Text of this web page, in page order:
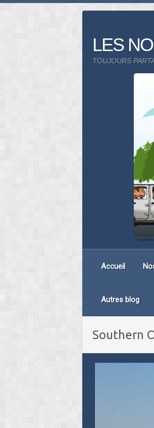
content
LES
TOUJOURS
Accueil
Autres blog
Southern